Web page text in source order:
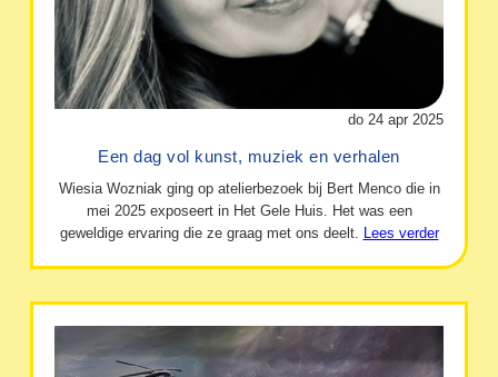
do 24 apr 2025
Een dag vol kunst, muziek en verhalen
Wiesia Wozniak ging op atelierbezoek bij Bert Menco die in
mei 2025 exposeert in Het Gele Huis. Het was een
geweldige ervaring die ze graag met ons deelt.
Lees verder